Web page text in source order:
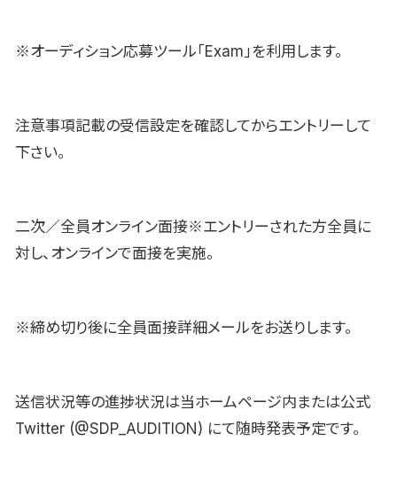
※オーディション応募ツール「Exam」を利用します。
注意事項記載の受信設定を確認してからエントリーして
下さい。
二次／全員オンライン面接※エントリーされた方全員に
対し、オンラインで面接を実施。
※締め切り後に全員面接詳細メールをお送りします。
送信状況等の進捗状況は当ホームページ内または公式
Twitter (@SDP_AUDITION) にて随時発表予定です。